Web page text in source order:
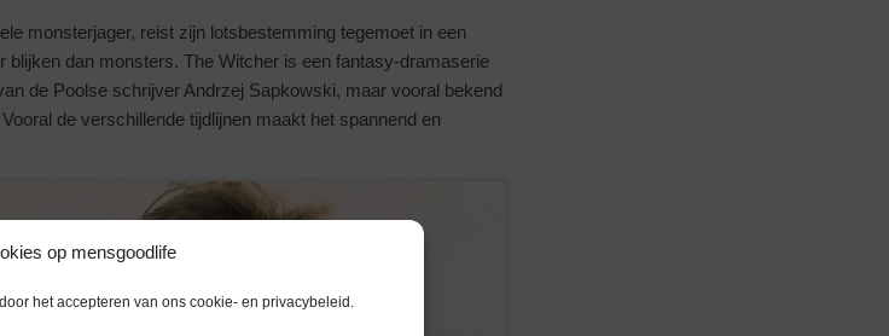
op mensgoodlife
het accepteren van ons cookie- en privacybeleid.
monsterjager, reist zijn lotsbestemming tegemoet in een
dan monsters. The Witcher is een fantasy-dramaserie
de Poolse schrijver Andrzej Sapkowski, maar vooral bekend
de verschillende tijdlijnen maakt het spannend en